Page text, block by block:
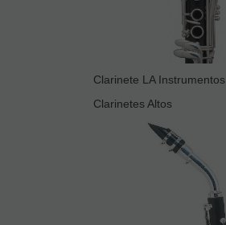
Clarinete LA Instrumentos
Clarinetes Altos